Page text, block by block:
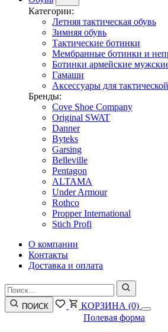
Категории:
Летняя тактическая обувь
Зимняя обувь
Тактические ботинки
Мембранные ботинки и
Ботинки армейские
Гамаши
Аксессуары для
Бренды:
Cove Shoe Company
Original SWAT
Danner
Byteks
Garsing
Belleville
Pentagon
ALTAMA
Under Armour
Rothco
Propper International
Stich Profi
О компании
Контакты
Доставка и оплата
ПОИСК КОРЗИНА (0)
Полевая форма